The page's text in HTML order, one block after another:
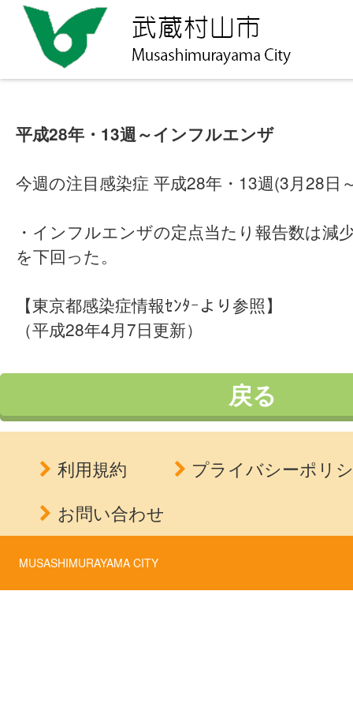
平成28年・13週～インフルエンザ
今週の注目感染症 平成28年・13週(3月28日
・インフルエンザの定点当たり報告数は減
を下回った。
【東京都感染症情報ｾﾝﾀｰより参照】
（平成28年4月7日更新）
戻る
利用規約
プライバシーポリ
お問い合わせ
MUSASHIMURAYAMA CITY